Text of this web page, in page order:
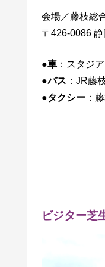
会場／藤枝総
〒426-0086
●車：スタジ
●バス ：JR藤
●タクシー：
ビジター芝